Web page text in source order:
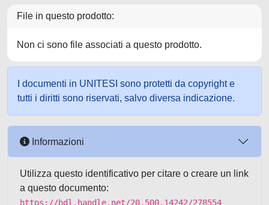
File in questo prodotto:
Non ci sono file associati a questo prodotto.
I documenti in UNITESI sono protetti da copyright e
tutti i diritti sono riservati, salvo diversa indicazione.
Informazioni
Utilizza questo identificativo per citare o creare un link
a questo documento:
https://hdl.handle.net/20.500.14242/278554